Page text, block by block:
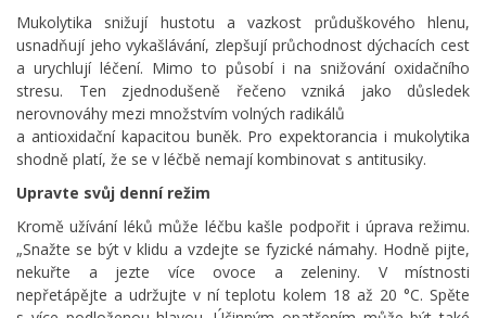
Mukolytika snižují hustotu a vazkost průduškového hlenu,
usnadňují jeho vykašlávání, zlepšují průchodnost dýchacích cest
a urychlují léčení. Mimo to působí i na snižování oxidačního
stresu. Ten zjednodušeně řečeno vzniká jako důsledek
nerovnováhy mezi množstvím volných radikálů
a antioxidační kapacitou buněk. Pro expektorancia i mukolytika
shodně platí, že se v léčbě nemají kombinovat s antitusiky.
Upravte svůj denní režim
Kromě užívání léků může léčbu kašle podpořit i úprava režimu.
„Snažte se být v klidu a vzdejte se fyzické námahy. Hodně pijte,
nekuřte a jezte více ovoce a zeleniny. V místnosti
nepřetápějte a udržujte v ní teplotu kolem 18 až 20 °C. Spěte